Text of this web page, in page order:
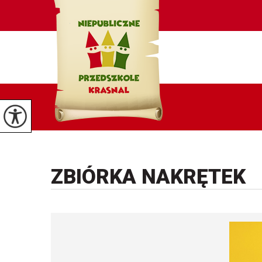
ZBIÓRKA NAKRĘTEK